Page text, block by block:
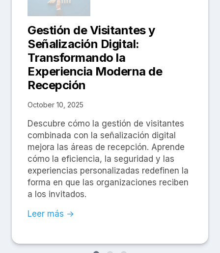
Gestión de Visitantes y
Señalización Digital:
Transformando la
Experiencia Moderna de
Recepción
October 10, 2025
Descubre cómo la gestión de visitantes
combinada con la señalización digital
mejora las áreas de recepción. Aprende
cómo la eficiencia, la seguridad y las
experiencias personalizadas redefinen la
forma en que las organizaciones reciben
a los invitados.
Leer más →